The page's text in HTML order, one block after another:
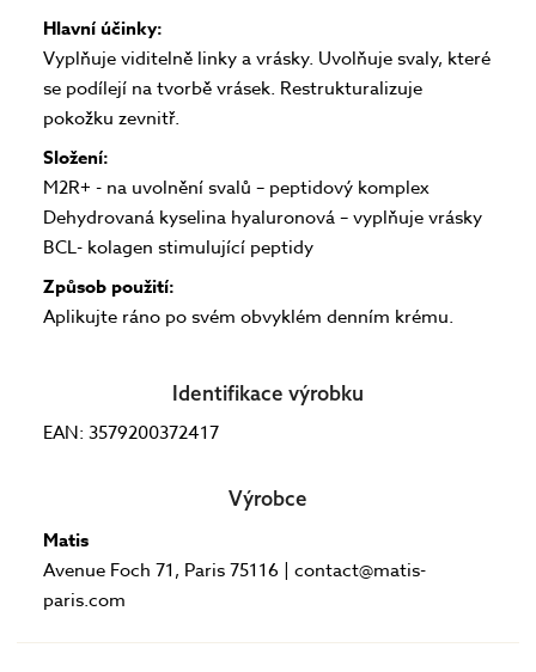
Hlavní účinky:
Vyplňuje viditelně linky a vrásky. Uvolňuje svaly, které
se podílejí na tvorbě vrásek. Restrukturalizuje
pokožku zevnitř.
Složení:
M2R+ - na uvolnění svalů – peptidový komplex
Dehydrovaná kyselina hyaluronová – vyplňuje vrásky
BCL- kolagen stimulující peptidy
Způsob použití:
Aplikujte ráno po svém obvyklém denním krému.
Identifikace výrobku
EAN: 3579200372417
Výrobce
Matis
Avenue Foch 71, Paris 75116 | contact@matis-
paris.com